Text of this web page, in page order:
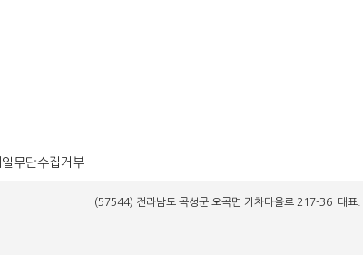
무단수집거부
(57544) 전라남도 곡성군 오곡면 기차마을로 217-36 대